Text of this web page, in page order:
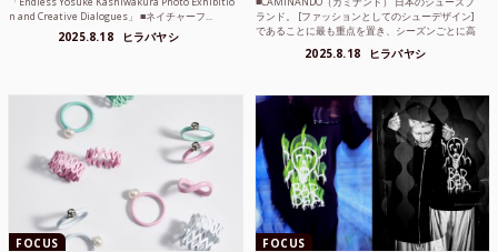
n and Creative Dialogues」 ■ネイチャーフ...
2025.8.18 ヒラバヤシ
ランド。 [ファッションとしてのシューデザイン]
であることに最も重点を置き、シーズンごとに高
2025.8.18 ヒラバヤシ
FOCUS FOCUS